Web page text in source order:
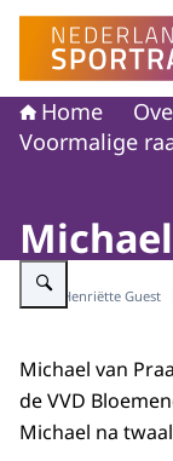
Naar de
Home
Voormalige
Vergroot afbeelding
Beeld: Henriëtte Guest
Michael van
de VVD
Michael na